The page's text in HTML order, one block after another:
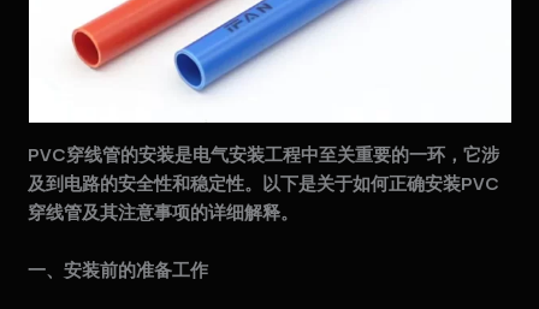
PVC穿线管的安装是电气安装工程中至关重要的一环，它涉
及到电路的安全性和稳定性。以下是关于如何正确安装PVC
穿线管及其注意事项的详细解释。
一、安装前的准备工作